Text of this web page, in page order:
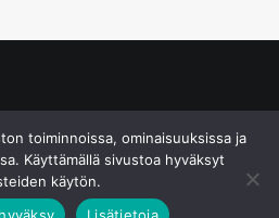
toiminnoissa, ominaisuuksissa ja
Käyttämällä sivustoa hyväksyt
käytön.
Lisätietoja